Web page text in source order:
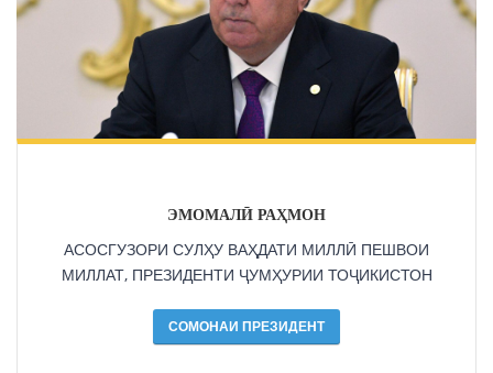
ЭМОМАЛӢ РАҲМОН
АСОСГУЗОРИ СУЛҲУ ВАҲДАТИ МИЛЛӢ ПЕШВОИ
МИЛЛАТ, ПРЕЗИДЕНТИ ҶУМҲУРИИ ТОҶИКИСТОН
СОМОНАИ ПРЕЗИДЕНТ